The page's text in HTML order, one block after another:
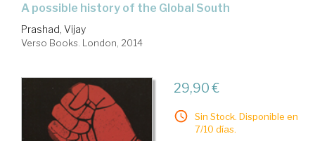
a possible history of the Global South
Prashad, Vijay
Verso Books. London, 2014
29,90 €
Sin Stock. Disponible en
7/10 días.